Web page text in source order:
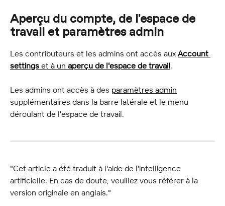
Aperçu du compte, de l'espace de
travail et paramètres admin
Les contributeurs et les admins ont accès aux Account
settings et à un aperçu de l'espace de travail.
Les admins ont accès à des paramètres admin
supplémentaires dans la barre latérale et le menu
déroulant de l'espace de travail.
"Cet article a été traduit à l'aide de l'intelligence
artificielle. En cas de doute, veuillez vous référer à la
version originale en anglais."